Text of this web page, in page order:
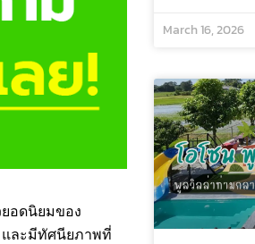
อดนิยมของ
และมีทัศนียภาพที่
March 16, 2026